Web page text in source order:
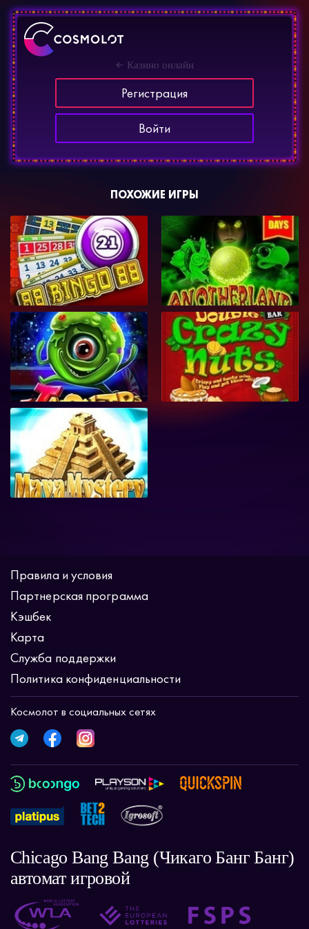
Казино онлайн
Регистрация
Войти
ПОХОЖИЕ ИГРЫ
Правила и условия
Партнерская программа
Кэшбек
Карта
Служба поддержки
Политика конфиденциальности
Космолот в социальных сетях
Chicago Bang Bang (Чикаго Банг Банг)
автомат игровой